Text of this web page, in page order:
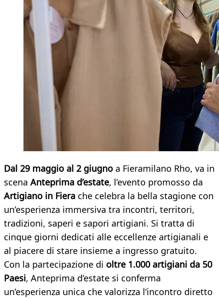
Dal 29 maggio al 2 giugno a Fieramilano Rho, va in
scena Anteprima d’estate, l’evento promosso da
Artigiano in Fiera che celebra la bella stagione con
un’esperienza immersiva tra incontri, territori,
tradizioni, saperi e sapori artigiani. Si tratta di
cinque giorni dedicati alle eccellenze artigianali e
al piacere di stare insieme a ingresso gratuito.
Con la partecipazione di oltre 1.000 artigiani da 50
Paesi, Anteprima d’estate si conferma
un’esperienza unica che valorizza l’incontro diretto